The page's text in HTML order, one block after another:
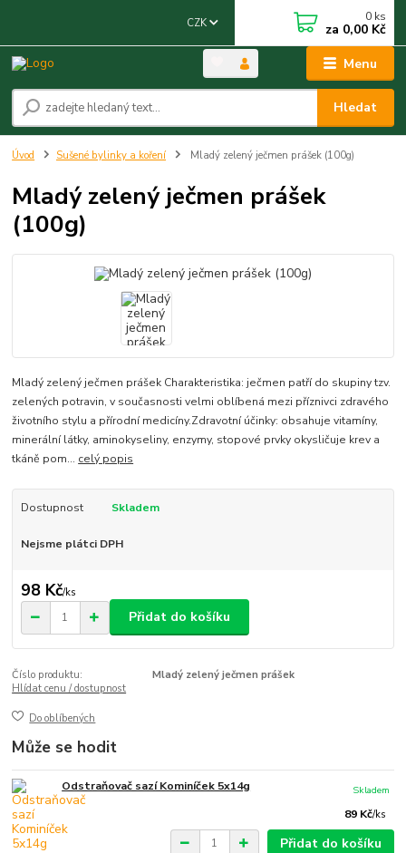
Menu
CZK
Hledat
0 ks
za 0,00 Kč
Úvod Sušené bylinky a koření Mladý zelený ječmen prášek (100g)
Mladý zelený ječmen prášek
(100g)
Mladý zelený ječmen prášek Charakteristika: ječmen patří do skupiny tzv.
zelených potravin, v současnosti velmi oblíbená mezi příznivci zdravého
životního stylu a přírodní medicíny.Zdravotní účinky: obsahuje vitamíny,
minerální látky, aminokyseliny, enzymy, stopové prvky okysličuje krev a
tkáně pom... celý popis
Dostupnost Skladem
Nejsme plátci DPH
98 Kč/ks
Přidat do košíku
Číslo produktu:
Mladý zelený ječmen prášek
Hlídat cenu / dostupnost
Do oblíbených
Může se hodit
Odstraňovač sazí Kominíček 5x14g
89 Kč/ks
Skladem
Přidat do košíku